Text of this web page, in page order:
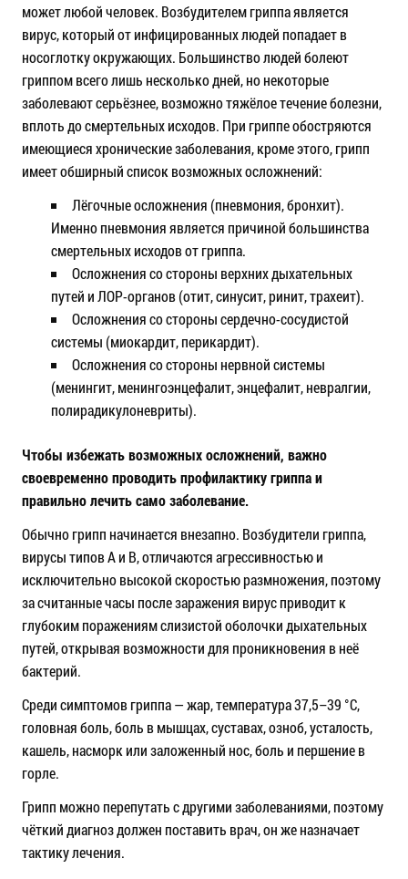
может любой человек. Возбудителем гриппа является
вирус, который от инфицированных людей попадает в
носоглотку окружающих. Большинство людей болеют
гриппом всего лишь несколько дней, но некоторые
заболевают серьёзнее, возможно тяжёлое течение болезни,
вплоть до смертельных исходов. При гриппе обостряются
имеющиеся хронические заболевания, кроме этого, грипп
имеет обширный список возможных осложнений:
Лёгочные осложнения (пневмония, бронхит).
Именно пневмония является причиной большинства
смертельных исходов от гриппа.
Осложнения со стороны верхних дыхательных
путей и ЛОР-органов (отит, синусит, ринит, трахеит).
Осложнения со стороны сердечно-сосудистой
системы (миокардит, перикардит).
Осложнения со стороны нервной системы
(менингит, менингоэнцефалит, энцефалит, невралгии,
полирадикулоневриты).
Чтобы избежать возможных осложнений, важно
своевременно проводить профилактику гриппа и
правильно лечить само заболевание.
Обычно грипп начинается внезапно. Возбудители гриппа,
вирусы типов А и В, отличаются агрессивностью и
исключительно высокой скоростью размножения, поэтому
за считанные часы после заражения вирус приводит к
глубоким поражениям слизистой оболочки дыхательных
путей, открывая возможности для проникновения в неё
бактерий.
Среди симптомов гриппа — жар, температура 37,5–39 °С,
головная боль, боль в мышцах, суставах, озноб, усталость,
кашель, насморк или заложенный нос, боль и першение в
горле.
Грипп можно перепутать с другими заболеваниями, поэтому
чёткий диагноз должен поставить врач, он же назначает
тактику лечения.